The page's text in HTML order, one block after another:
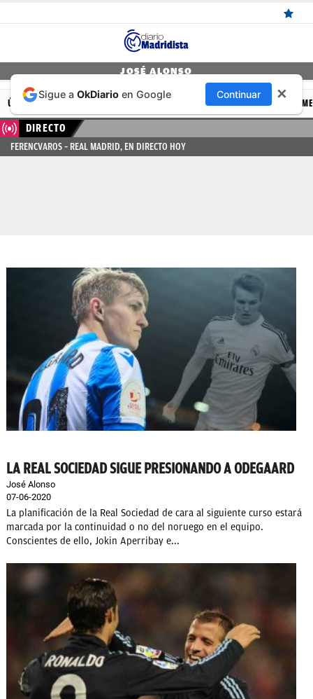
NOTICIAS
REAL
MADRID
JOSÉ ALONSO
ÚLTIMAS NOTICIAS REAL MADRID BALONCESTO CANTERA
DIRECTO
FERENCVAROS – REAL MADRID, EN DIRECTO HOY
LA REAL SOCIEDAD SIGUE PRESIONANDO A ODEGAARD
José Alonso
07-06-2020
La planificación de la Real Sociedad de cara al siguiente curso estará
marcada por la continuidad o no del noruego en el equipo.
Conscientes de ello, Jokin Aperribay e...
Sigue a OkDiario en Google Continuar ✕